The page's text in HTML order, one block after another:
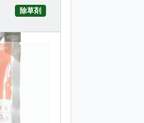
除草剤